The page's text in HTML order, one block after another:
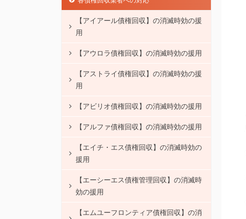
【アイアール債権回収】の消滅時効の援
用
【アウロラ債権回収】の消滅時効の援用
【アストライ債権回収】の消滅時効の援
用
【アビリオ債権回収】の消滅時効の援用
【アルファ債権回収】の消滅時効の援用
【エイチ・エス債権回収】の消滅時効の
援用
【エーシーエス債権管理回収】の消滅時
効の援用
【エムユーフロンティア債権回収】の消